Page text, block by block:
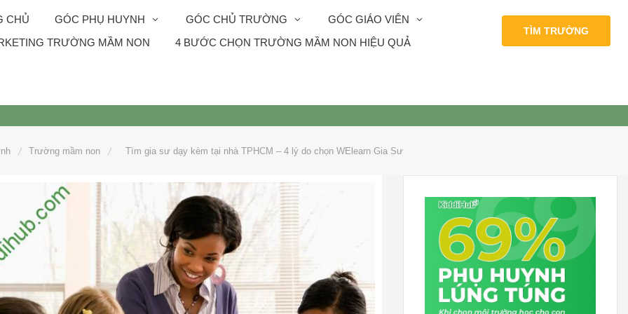
CHỦ GÓC PHỤ HUYNH GÓC CHỦ TRƯỜNG
GÓC GIÁO VIÊN
TRƯỜNG MẦM NON
4 BƯỚC CHỌN TRƯỜNG MẦM NON HIỆU QUẢ
TÌM TRƯỜNG
Trường mầm non Tìm gia sư dạy kèm tại nhà TPHCM – 4 lý do chọn WElearn Gia Sư